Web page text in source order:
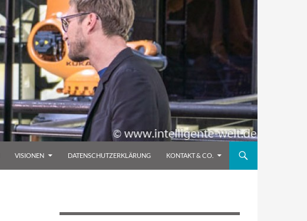
VISIONEN DATENSCHUTZERKLÄRUNG KONTAKT & CO.